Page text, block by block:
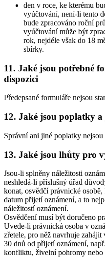
den v roce, ke kterému
vyúčtování, není-li tento
bude zpracováno roční
vyúčtování může být
rok, nejdéle však do 18
sbírky.
11. Jaké jsou potřebné
dispozici
Předepsané formuláře nejsou
12. Jaké jsou poplatky
Správní ani jiné poplatky nejsou
13. Jaké jsou lhůty pro
Jsou-li splněny náležitosti
neshledá-li příslušný úřad
konat, osvědčí právnické
datum přijetí oznámení, a to
náležitostí oznámení.
Osvědčení musí být doručeno
Uvede-li právnická osoba v
zřetele, pro něž navrhuje
30 dnů od přijetí oznámení,
konfliktu, živelní pohromy